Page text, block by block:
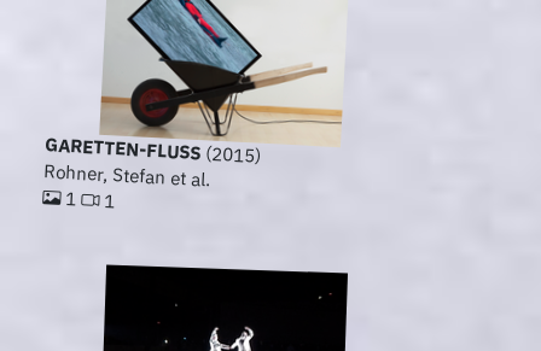
GARETTEN-FLUSS(2015)
Rohner, Stefan et al.
1 1